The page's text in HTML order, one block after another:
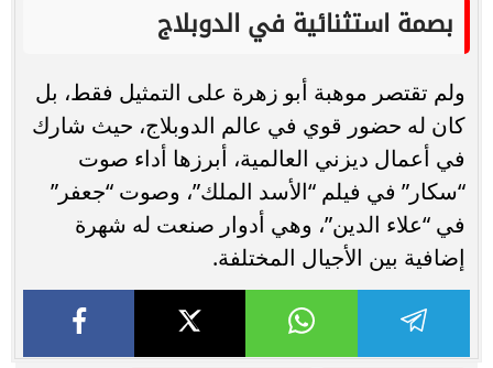
بصمة استثنائية في الدوبلاج
ولم تقتصر موهبة أبو زهرة على التمثيل فقط، بل
كان له حضور قوي في عالم الدوبلاج، حيث شارك
في أعمال ديزني العالمية، أبرزها أداء صوت
“سكار” في فيلم “الأسد الملك”، وصوت “جعفر”
في “علاء الدين”، وهي أدوار صنعت له شهرة
إضافية بين الأجيال المختلفة.